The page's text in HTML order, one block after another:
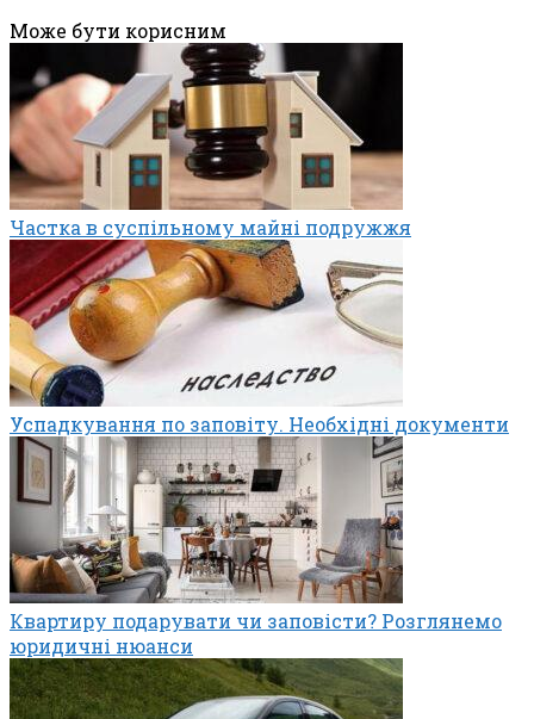
Може бути корисним
Частка в суспільному майні подружжя
Успадкування по заповіту. Необхідні документи
Квартиру подарувати чи заповісти? Розглянемо
юридичні нюанси